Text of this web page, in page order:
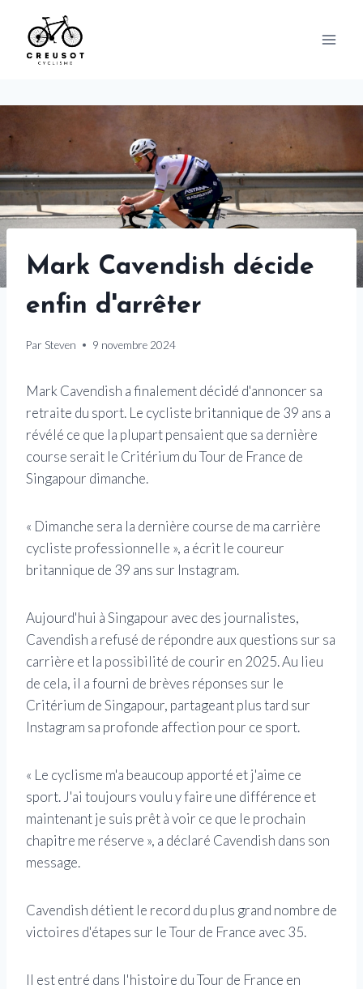
content
Mark Cavendish décide
enfin d'arrêter
Par Steven 9 novembre 2024
Mark Cavendish a finalement décidé d'annoncer sa
retraite du sport. Le cycliste britannique de 39 ans a
révélé ce que la plupart pensaient que sa dernière
course serait le Critérium du Tour de France de
Singapour dimanche.
« Dimanche sera la dernière course de ma carrière
cycliste professionnelle », a écrit le coureur
britannique de 39 ans sur Instagram.
Aujourd'hui à Singapour avec des journalistes,
Cavendish a refusé de répondre aux questions sur sa
carrière et la possibilité de courir en 2025. Au lieu
de cela, il a fourni de brèves réponses sur le
Critérium de Singapour, partageant plus tard sur
Instagram sa profonde affection pour ce sport.
« Le cyclisme m'a beaucoup apporté et j'aime ce
sport. J'ai toujours voulu y faire une différence et
maintenant je suis prêt à voir ce que le prochain
chapitre me réserve », a déclaré Cavendish dans son
message.
Cavendish détient le record du plus grand nombre de
victoires d'étapes sur le Tour de France avec 35.
Il est entré dans l'histoire du Tour de France en